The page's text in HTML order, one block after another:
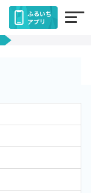
ふるいち
アプリ